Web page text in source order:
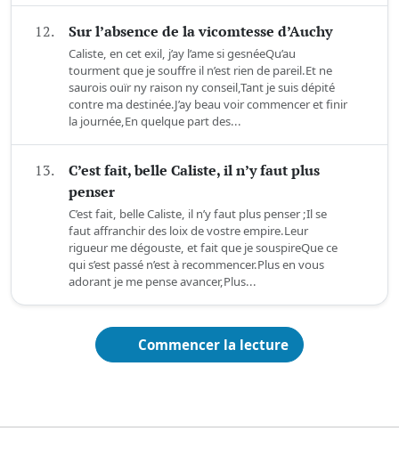
12. Sur l’absence de la vicomtesse d’Auchy
Caliste, en cet exil, j’ay l’ame si gesnéeQu’au
tourment que je souffre il n’est rien de pareil.Et ne
saurois ouïr ny raison ny conseil,Tant je suis dépité
contre ma destinée.J’ay beau voir commencer et finir
la journée,En quelque part des...
13.
C’est fait, belle Caliste, il n’y faut plus
penser
C’est fait, belle Caliste, il n’y faut plus penser ;Il se
faut affranchir des loix de vostre empire.Leur
rigueur me dégouste, et fait que je souspireQue ce
qui s’est passé n’est à recommencer.Plus en vous
adorant je me pense avancer,Plus...
Commencer la lecture